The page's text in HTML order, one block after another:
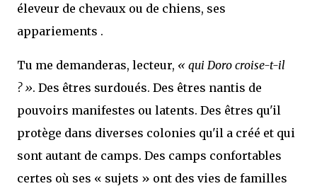
éleveur de chevaux ou de chiens, ses
appariements .
Tu me demanderas, lecteur, « qui Doro croise-t-il
? ». Des êtres surdoués. Des êtres nantis de
pouvoirs manifestes ou latents. Des êtres qu'il
protège dans diverses colonies qu'il a créé et qui
sont autant de camps. Des camps confortables
certes où ses « sujets » ont des vies de familles